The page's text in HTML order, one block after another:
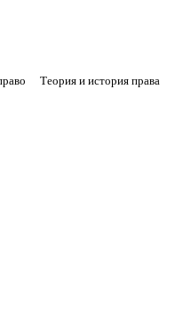
Теория и история права